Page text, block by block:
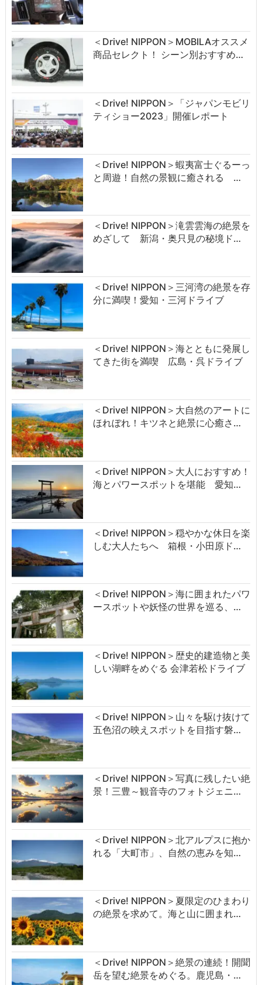
＜Drive! NIPPON＞MOBILAオススメ
商品セレクト！ シーン別おすすめ…
＜Drive! NIPPON＞「ジャパンモビリ
ティショー2023」開催レポート
＜Drive! NIPPON＞蝦夷富士ぐるーっ
と周遊！自然の景観に癒される …
＜Drive! NIPPON＞滝雲雲海の絶景を
めざして 新潟・奥只見の秘境ド…
＜Drive! NIPPON＞三河湾の絶景を存
分に満喫！愛知・三河ドライブ
＜Drive! NIPPON＞海とともに発展し
てきた街を満喫 広島・呉ドライブ
＜Drive! NIPPON＞大自然のアートに
ほれぼれ！キツネと絶景に心癒さ…
＜Drive! NIPPON＞大人におすすめ！
海とパワースポットを堪能 愛知…
＜Drive! NIPPON＞穏やかな休日を楽
しむ大人たちへ 箱根・小田原ド…
＜Drive! NIPPON＞海に囲まれたパワ
ースポットや妖怪の世界を巡る、…
＜Drive! NIPPON＞歴史的建造物と美
しい湖畔をめぐる 会津若松ドライブ
＜Drive! NIPPON＞山々を駆け抜けて
五色沼の映えスポットを目指す磐…
＜Drive! NIPPON＞写真に残したい絶
景！三豊～観音寺のフォトジェニ…
＜Drive! NIPPON＞北アルプスに抱か
れる「大町市」、自然の恵みを知…
＜Drive! NIPPON＞夏限定のひまわり
の絶景を求めて。海と山に囲まれ…
＜Drive! NIPPON＞絶景の連続！開聞
岳を望む絶景をめぐる。鹿児島・…